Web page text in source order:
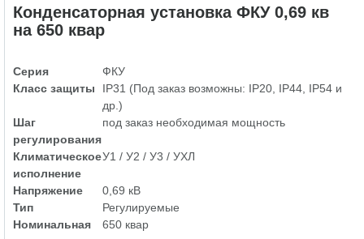
Конденсаторная установка ФКУ 0,69 кв
на 650 квар
Серия
ФКУ
Класс защиты
IP31 (Под заказ возможны: IP20, IP44, IP54 и
др.)
Шаг
регулирования
под заказ необходимая мощность
Климатическое
исполнение
У1 / У2 / У3 / УХЛ
Напряжение
0,69 кВ
Тип
Регулируемые
Номинальная
650 квар